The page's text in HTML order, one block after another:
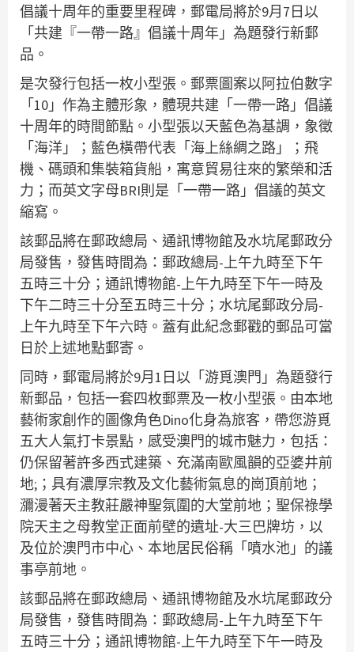
倡議十周年的重要里程碑，郵電局將於9月7日以
「共建『一帶一路』倡議十周年」為題發行新郵
品。
是次發行包括一枚小型張。郵票圖案以阿拉伯數字
「10」作為主體形象，體現共建「一帶一路」倡議
十周年的時間節點。小型張以天藍色為基調，象徵
「海洋」；藍色橫帶代表「海上絲綢之路」；飛
機、碼頭和集裝箱貨船，寓意貿易往來的繁榮和活
力；而英文字母BRI則是「一帶一路」倡議的英文
縮寫。
該郵品將在郵政總局、通訊博物館及水坑尾郵政分
局發售，發售時間為：郵政總局-上午九時至下午
五時三十分；通訊博物館-上午九時至下午一時及
下午二時三十分至五時三十分；水坑尾郵政分局-
上午九時至下午六時。蓋有此紀念郵戳的郵品可當
日於上述地點郵寄。
同時，郵電局將於9月1日以「游覓澳門」為題發行
新郵品，包括一套四枚郵票及一枚小型張。由本地
藝術家創作的圖像角色Dino化身為旅客，帶您游覓
五大人氣打卡景點，感受澳門的城市魅力，包括：
仍保留著許多西式建築、充滿南歐風韻的亞婆井前
地;；具有濃厚宗教及文化藝術氣息的崗頂前地；
瀰漫著天主教莊嚴神聖氛圍的大堂前地；聖保祿學
院天主之母教堂正面前壁的遺址-大三巴牌坊，以
及位於澳門市中心、本地居民俗稱「噴水池」的議
事亭前地。
該郵品將在郵政總局、通訊博物館及水坑尾郵政分
局發售，發售時間為：郵政總局-上午九時至下午
五時三十分；通訊博物館-上午九時至下午一時及